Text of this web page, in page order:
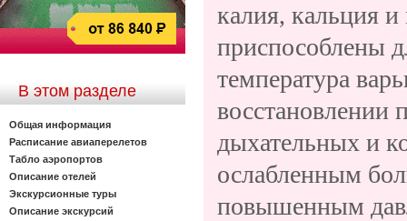
В этом разделе
Общая информация
Расписание авиаперелетов
Табло аэропортов
Описание отелей
Экскурсионные туры
Описание экскурсий
калия, кальция
приспособлены
температура
восстановлении
дыхательных и
ослабленным
повышенным